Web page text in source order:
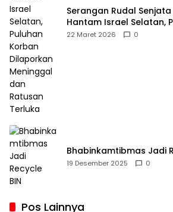
Serangan Rudal
Hantam Israel Selatan,
Dilaporkan Meninggal
22 Maret 2026 0
Bhabinkamtibmas Jadi
19 Desember 2025 0
Pos Lainnya